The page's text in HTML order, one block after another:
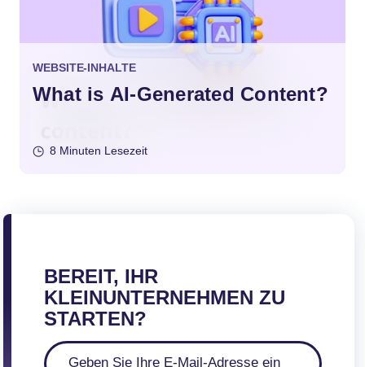
WEBSITE-INHALTE
What is AI-Generated Content?
8 Minuten Lesezeit
BEREIT, IHR
KLEINUNTERNEHMEN ZU
STARTEN?